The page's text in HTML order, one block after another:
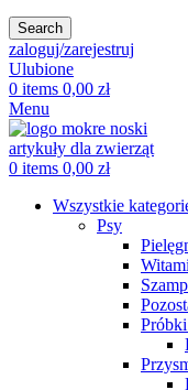
Search
zaloguj/zarejestruj
Ulubione
0 items 0,00 zł
Menu
0 items 0,00 zł
Wszystkie
Psy